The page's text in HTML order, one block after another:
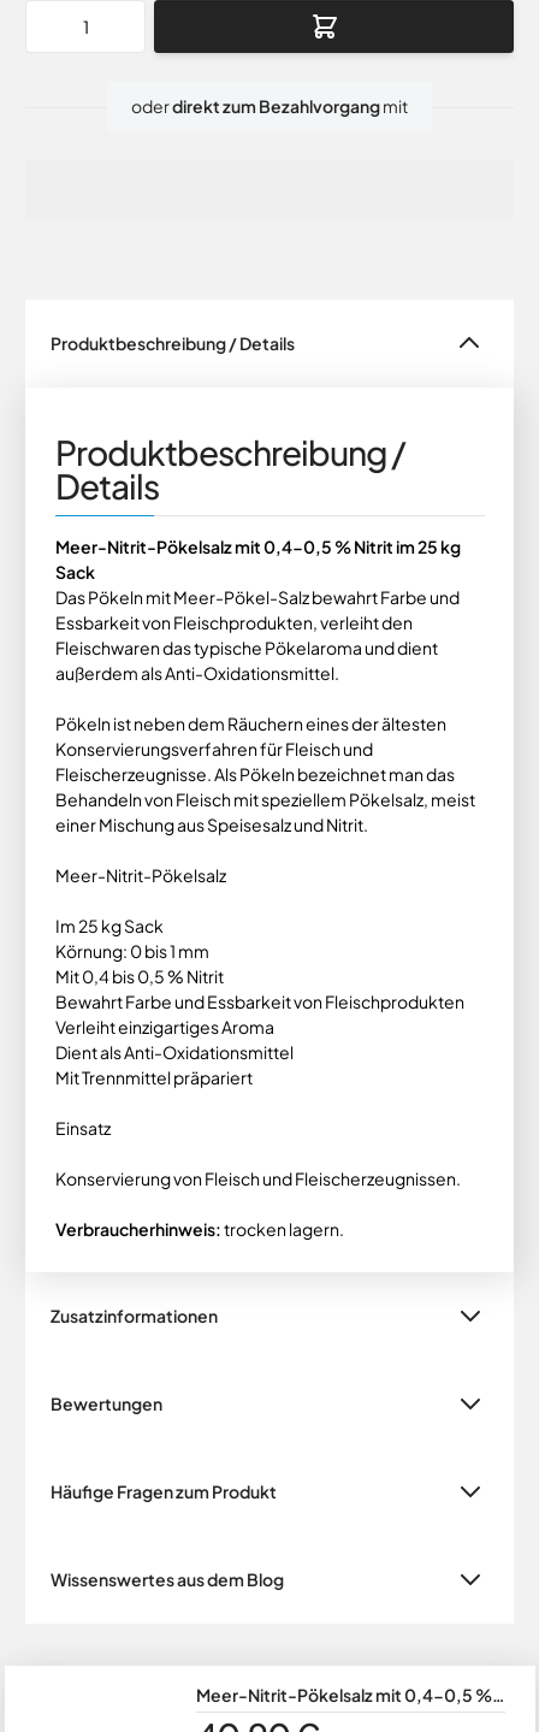
oderdirekt zum Bezahlvorgangmit
Produktbeschreibung / Details
Produktbeschreibung /
Details
Meer-Nitrit-Pökelsalz mit 0,4-0,5 % Nitrit im 25 kg
Sack
Das Pökeln mit Meer-Pökel-Salz bewahrt Farbe und
Essbarkeit von Fleischprodukten, verleiht den
Fleischwaren das typische Pökelaroma und dient
außerdem als Anti-Oxidationsmittel.
Pökeln ist neben dem Räuchern eines der ältesten
Konservierungsverfahren für Fleisch und
Fleischerzeugnisse. Als Pökeln bezeichnet man das
Behandeln von Fleisch mit speziellem Pökelsalz, meist
einer Mischung aus Speisesalz und Nitrit.
Meer-Nitrit-Pökelsalz
Im 25 kg Sack
Körnung: 0 bis 1 mm
Mit 0,4 bis 0,5 % Nitrit
Bewahrt Farbe und Essbarkeit von Fleischprodukten
Verleiht einzigartiges Aroma
Dient als Anti-Oxidationsmittel
Mit Trennmittel präpariert
Einsatz
Konservierung von Fleisch und Fleischerzeugnissen.
Verbraucherhinweis:trocken lagern.
Zusatzinformationen
Bewertungen
Häufige Fragen zum Produkt
Wissenswertes aus dem Blog
Meer-Nitrit-Pökelsalz mit 0,4-0,5 %
Nitrit im 25 kg Sack